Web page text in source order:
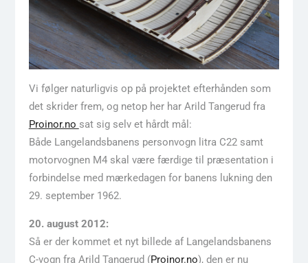
Vi følger naturligvis op på projektet efterhånden som
det skrider frem, og netop her har Arild Tangerud fra
Proinor.no sat sig selv et hårdt mål:
Både Langelandsbanens personvogn litra C22 samt
motorvognen M4 skal være færdige til præsentation i
forbindelse med mærkedagen for banens lukning den
29. september 1962.
20. august 2012:
Så er der kommet et nyt billede af Langelandsbanens
C-vogn fra Arild Tangerud (Proinor.no), den er nu